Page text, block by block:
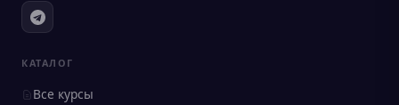
КАТАЛОГ
Все курсы